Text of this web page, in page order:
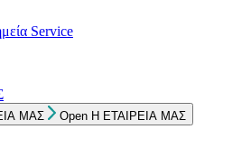
Service
ΜΑΣ Open Η ΕΤΑΙΡΕΙΑ ΜΑΣ